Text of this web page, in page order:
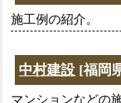
施工例の紹介。
中村建設 [福岡
マンションなどの